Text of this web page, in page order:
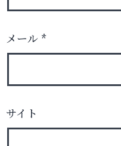
メール *
サイト